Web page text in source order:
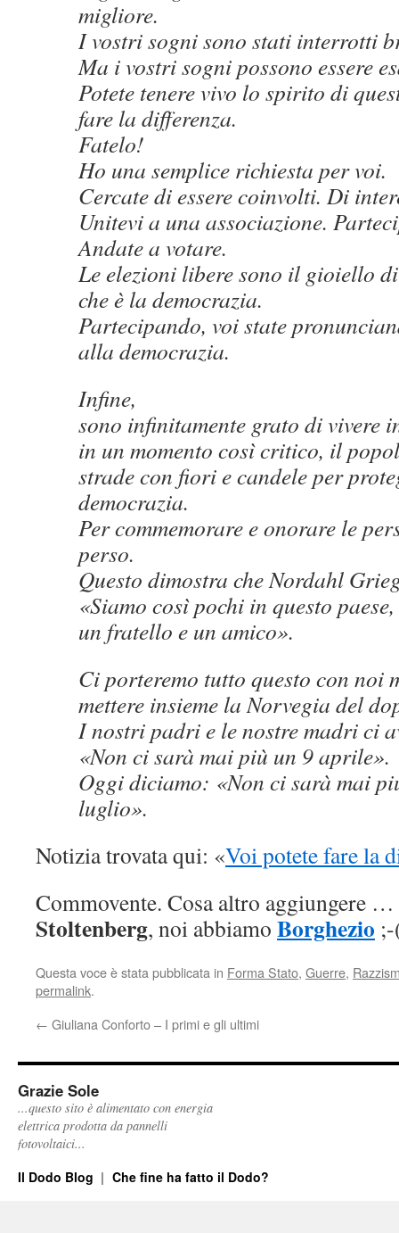
migliore.
I vostri sogni sono stati interrotti
Ma i vostri sogni possono essere
Potete tenere vivo lo spirito di
fare la differenza.
Fatelo!
Ho una semplice richiesta per voi.
Cercate di essere coinvolti. Di
Unitevi a una associazione.
Andate a votare.
Le elezioni libere sono il gioiello
che è la democrazia.
Partecipando, voi state
alla democrazia.
Infine,
sono infinitamente grato di vivere
in un momento così critico, il
strade con fiori e candele per
democrazia.
Per commemorare e onorare le
perso.
Questo dimostra che Nordahl
«Siamo così pochi in questo
un fratello e un amico».
Ci porteremo tutto questo con noi
mettere insieme la Norvegia del
I nostri padri e le nostre madri ci
«Non ci sarà mai più un 9 aprile».
Oggi diciamo: «Non ci sarà mai
luglio».
Notizia trovata qui: «Voi potete fare la
Commovente. Cosa altro aggiungere
Stoltenberg, noi abbiamo Borghezio
Questa voce è stata pubblicata in Forma Stato, Guerre,
permalink.
← Giuliana Conforto – I primi e gli ultimi
Grazie Sole
...questo sito è alimentato con energia
elettrica prodotta da pannelli
fotovoltaici...
Il Dodo Blog Che fine ha fatto il Dodo?